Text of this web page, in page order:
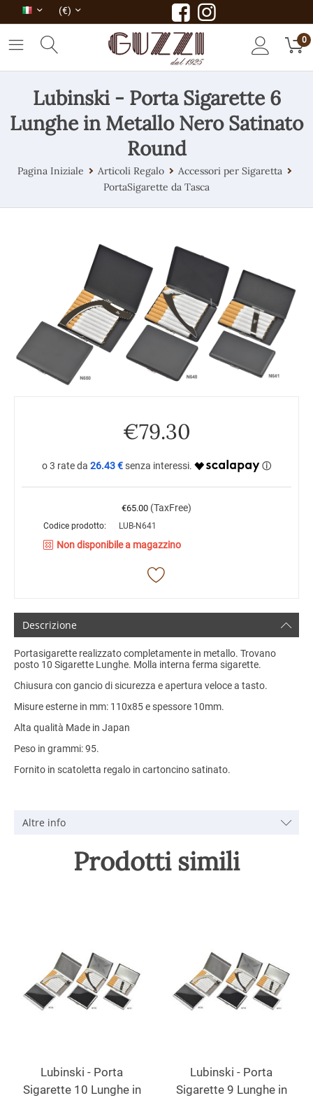
(€)
0
Lubinski - Porta Sigarette 6
Lunghe in Metallo Nero Satinato
Round
Pagina Iniziale Articoli Regalo
Accessori per Sigaretta
PortaSigarette da Tasca
€79.30
26.43 €
€65.00 (TaxFree)
Codice prodotto: LUB-N641
Non disponibile a magazzino
Descrizione
Portasigarette realizzato completamente in metallo. Trovano
posto 10 Sigarette Lunghe. Molla interna ferma sigarette.
Chiusura con gancio di sicurezza e apertura veloce a tasto.
Misure esterne in mm: 110x85 e spessore 10mm.
Alta qualità Made in Japan
Peso in grammi: 95.
Fornito in scatoletta regalo in cartoncino satinato.
Altre info
Prodotti simili
Lubinski - Porta
Sigarette 10 Lunghe in
Lubinski - Porta
Sigarette 9 Lunghe in